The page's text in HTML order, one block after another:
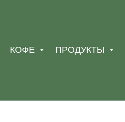
КОФЕ ПРОДУКТЫ